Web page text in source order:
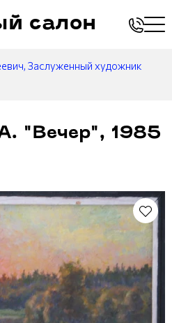
салон
Заслуженный художник
"Вечер", 1985